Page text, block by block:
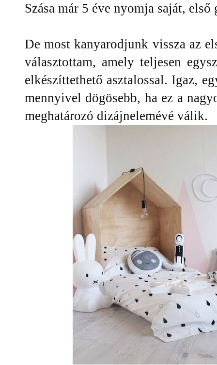
Szása már 5 éve nyomja saját,
De most kanyarodjunk vissza az
választottam, amely teljesen
elkészíttethető asztalossal. Igaz,
mennyivel dögösebb, ha ez a
meghatározó dizájnelemévé válik.